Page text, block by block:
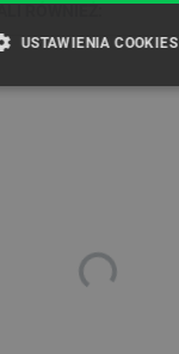
RÓWNIEŻ:
USTAWIENIA COOKIES